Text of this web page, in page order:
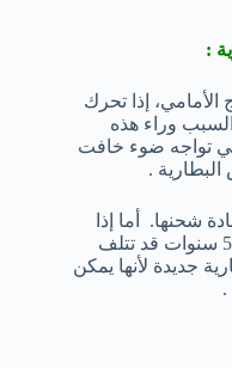
:
إذا تحرك
وراء هذه
تواجه ضوء خافت
.
شحنها. أما إذا
كانت البطارية تتواجد معك أكثر من 4 – 5 سنوات قد تتلف
جديدة لأنها يمكن
.